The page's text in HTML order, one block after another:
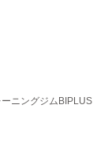
ニングジムBIPLUS